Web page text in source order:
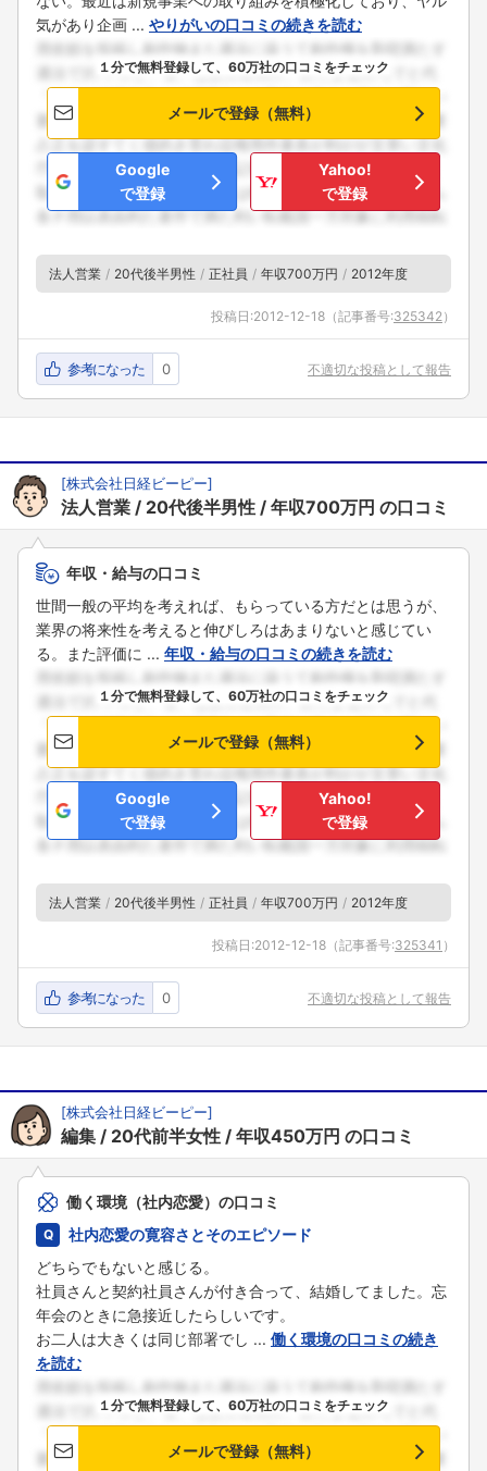
気があり企画 ... やりがいの口コミの続きを読む
１分で無料登録して、60万社の口コミをチェック
メールで登録（無料）
Google
で登録
Yahoo!
で登録
法人営業 20代後半男性 正社員 年収700万円 2012年度
投稿日:2012-12-18 （記事番号:325342 ）
参考になった 0 不適切な投稿として報告
[株式会社日経ビーピー]
法人営業 20代後半男性 年収700万円 の口コミ
年収・給与の口コミ
世間一般の平均を考えれば、もらっている方だとは思うが、
業界の将来性を考えると伸びしろはあまりないと感じてい
る。また評価に ... 年収・給与の口コミの続きを読む
１分で無料登録して、60万社の口コミをチェック
メールで登録（無料）
Google
で登録
Yahoo!
で登録
法人営業 20代後半男性 正社員 年収700万円 2012年度
投稿日:2012-12-18 （記事番号:325341 ）
参考になった 0 不適切な投稿として報告
[株式会社日経ビーピー]
編集 20代前半女性 年収450万円 の口コミ
働く環境（社内恋愛）の口コミ
社内恋愛の寛容さとそのエピソード
どちらでもないと感じる。
社員さんと契約社員さんが付き合って、結婚してました。忘
年会のときに急接近したらしいです。
お二人は大きくは同じ部署でし ... 働く環境の口コミの続き
を読む
１分で無料登録して、60万社の口コミをチェック
メールで登録（無料）